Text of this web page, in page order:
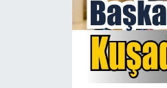
TURİZM